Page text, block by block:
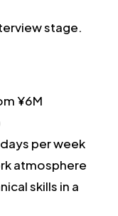
stage.
¥6M
per week
atmosphere
skills in a